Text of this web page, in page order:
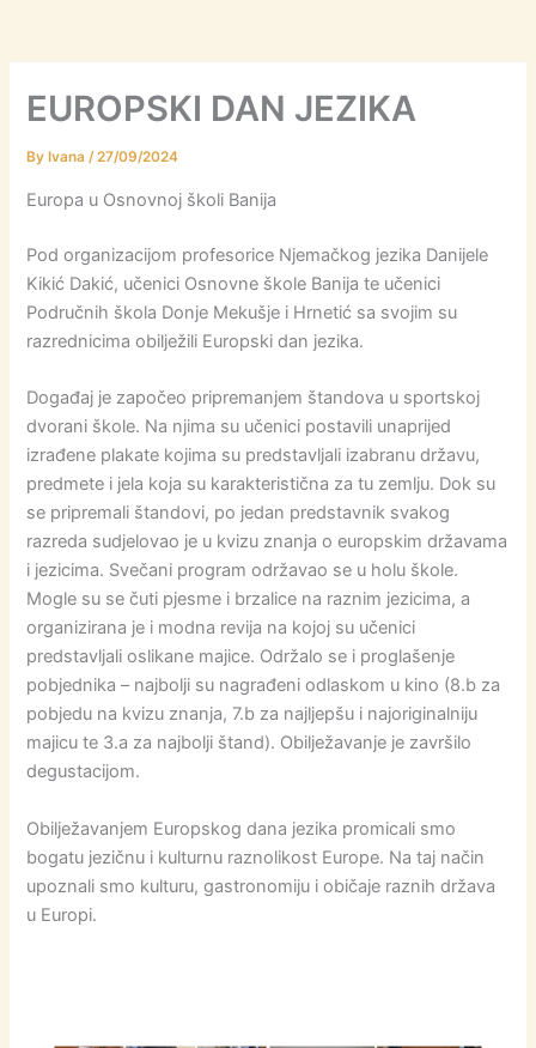
EUROPSKI DAN JEZIKA
By Ivana/27/09/2024
Europa u Osnovnoj školi Banija
Pod organizacijom profesorice Njemačkog jezika Danijele
Kikić Dakić, učenici Osnovne škole Banija te učenici
Područnih škola Donje Mekušje i Hrnetić sa svojim su
razrednicima obilježili Europski dan jezika.
Događaj je započeo pripremanjem štandova u sportskoj
dvorani škole. Na njima su učenici postavili unaprijed
izrađene plakate kojima su predstavljali izabranu državu,
predmete i jela koja su karakteristična za tu zemlju. Dok su
se pripremali štandovi, po jedan predstavnik svakog
razreda sudjelovao je u kvizu znanja o europskim državama
i jezicima. Svečani program održavao se u holu škole.
Mogle su se čuti pjesme i brzalice na raznim jezicima, a
organizirana je i modna revija na kojoj su učenici
predstavljali oslikane majice. Održalo se i proglašenje
pobjednika – najbolji su nagrađeni odlaskom u kino (8.b za
pobjedu na kvizu znanja, 7.b za najljepšu i najoriginalniju
majicu te 3.a za najbolji štand). Obilježavanje je završilo
degustacijom.
Obilježavanjem Europskog dana jezika promicali smo
bogatu jezičnu i kulturnu raznolikost Europe. Na taj način
upoznali smo kulturu, gastronomiju i običaje raznih država
u Europi.